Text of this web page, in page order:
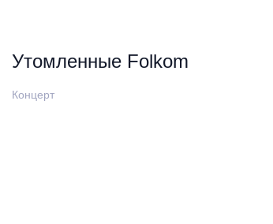
Утомленные Folkom
Концерт